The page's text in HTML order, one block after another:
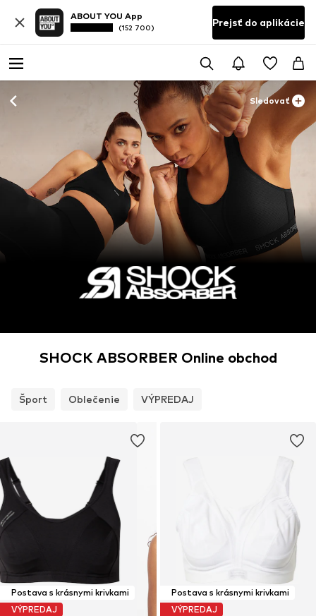
ABOUT YOU App
(152 700) Prejsť do aplikácie
Sledovať
SHOCK ABSORBER Online obchod
Šport Oblečenie VÝPREDAJ
Postava s krásnymi krivkami
VÝPREDAJ
Postava s krásnymi krivkami
VÝPREDAJ